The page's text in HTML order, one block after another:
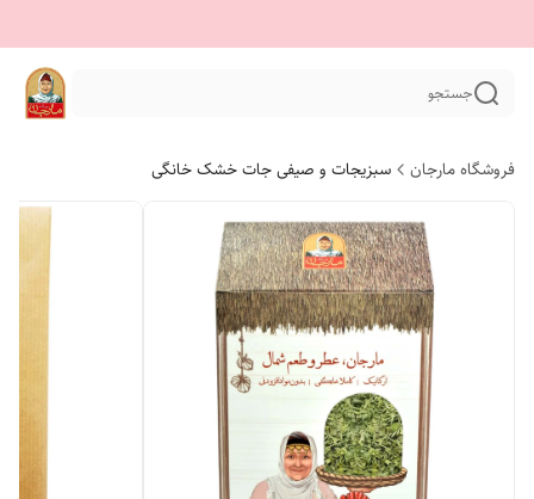
جستجو
فروشگاه مارجان سبزیجات و صیفی جات خشک خانگی